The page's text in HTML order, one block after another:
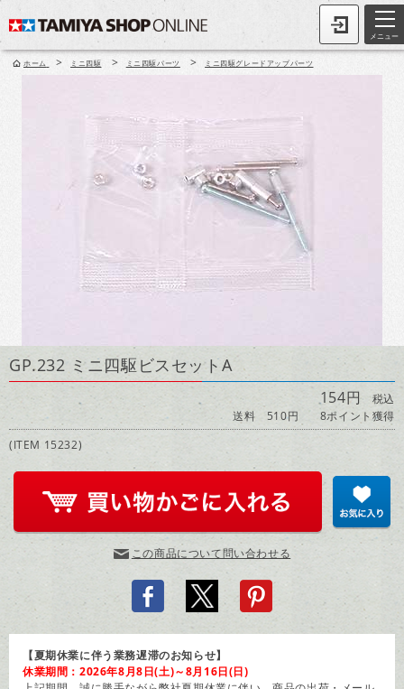
メニュー
ホーム > ミニ四駆 > ミニ四駆パーツ > ミニ四駆グレードアップパーツ
GP.232 ミニ四駆ビスセットA
154円 税込
送料 510円
8ポイント獲得
(ITEM 15232)
この商品について問い合わせる
【夏期休業に伴う業務遅滞のお知らせ】
休業期間：2026年8月8日(土)～8月16日(日)